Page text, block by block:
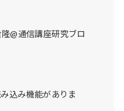
@通信講座研究ブロ
込み機能がありま